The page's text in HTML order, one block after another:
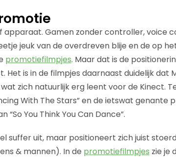
apparaat. Gamen zonder controller, voice
jeuk van de overdreven blije en de op
promotiefilmpjes. Maar dat is de
is in de filmpjes daarnaast duidelijk dat
zich natuurlijk erg leent voor de Kinect.
With The Stars” en de ietswat genante
You Think You Can Dance”.
suffer uit, maar positioneert zich juist
& mannen). In de promotiefilmpjes zie je